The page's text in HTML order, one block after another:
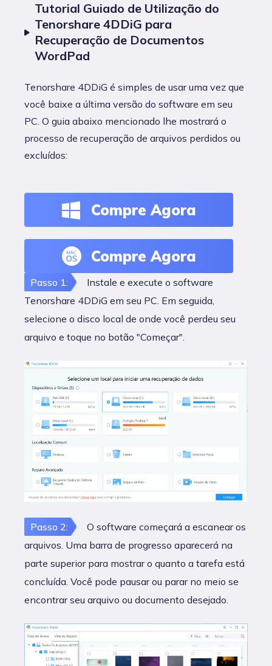
Tutorial Guiado de Utilização do
Tenorshare 4DDiG para
Recuperação de Documentos
WordPad
Tenorshare 4DDiG é simples de usar uma vez que
você baixe a última versão do software em seu
PC. O guia abaixo mencionado lhe mostrará o
processo de recuperação de arquivos perdidos ou
excluídos:
Compre Agora
Compre Agora
Passo 1:
Instale e execute o software
Tenorshare 4DDiG em seu PC. Em seguida,
selecione o disco local de onde você perdeu seu
arquivo e toque no botão "Começar".
Passo 2:
O software começará a escanear os
arquivos. Uma barra de progresso aparecerá na
parte superior para mostrar o quanto a tarefa está
concluída. Você pode pausar ou parar no meio se
encontrar seu arquivo ou documento desejado.